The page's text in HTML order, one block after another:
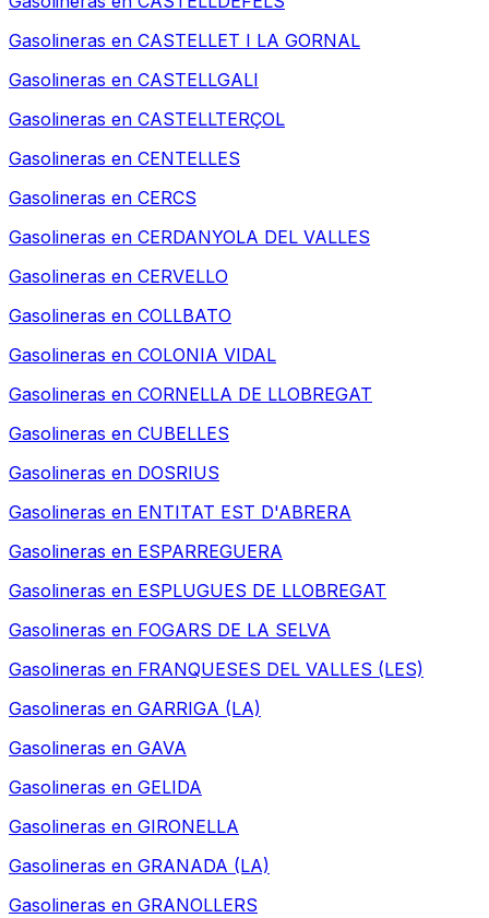
Gasolineras en CASTELLET I LA GORNAL
Gasolineras en CASTELLGALI
Gasolineras en CASTELLTERÇOL
Gasolineras en CENTELLES
Gasolineras en CERCS
Gasolineras en CERDANYOLA DEL VALLES
Gasolineras en CERVELLO
Gasolineras en COLLBATO
Gasolineras en COLONIA VIDAL
Gasolineras en CORNELLA DE LLOBREGAT
Gasolineras en CUBELLES
Gasolineras en DOSRIUS
Gasolineras en ENTITAT EST D'ABRERA
Gasolineras en ESPARREGUERA
Gasolineras en ESPLUGUES DE LLOBREGAT
Gasolineras en FOGARS DE LA SELVA
Gasolineras en FRANQUESES DEL VALLES (LES)
Gasolineras en GARRIGA (LA)
Gasolineras en GAVA
Gasolineras en GELIDA
Gasolineras en GIRONELLA
Gasolineras en GRANADA (LA)
Gasolineras en GRANOLLERS